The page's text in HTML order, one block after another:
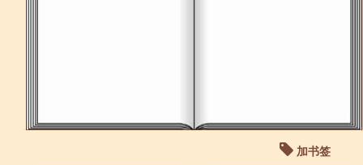
加书签